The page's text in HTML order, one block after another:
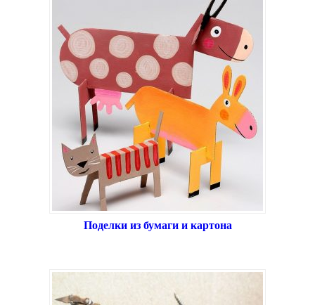
Поделки из бумаги и картона